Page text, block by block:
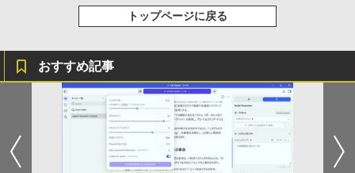
トップページに戻る
おすすめ記事